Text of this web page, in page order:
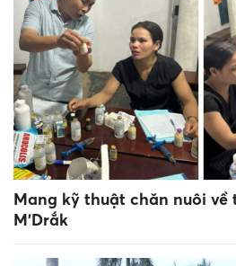
Mang kỹ thuật chăn nuôi về
M’Drắk